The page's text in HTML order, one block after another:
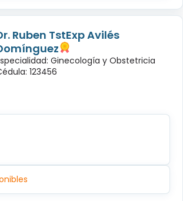
Ruben TstExp Avilés
Ginecología y Obstetricia
123456